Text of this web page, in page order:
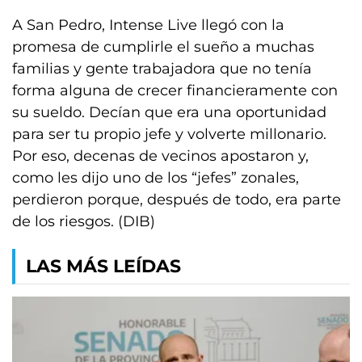
A San Pedro, Intense Live llegó con la
promesa de cumplirle el sueño a muchas
familias y gente trabajadora que no tenía
forma alguna de crecer financieramente con
su sueldo. Decían que era una oportunidad
para ser tu propio jefe y volverte millonario.
Por eso, decenas de vecinos apostaron y,
como les dijo uno de los “jefes” zonales,
perdieron porque, después de todo, era parte
de los riesgos. (DIB)
LAS MÁS LEÍDAS